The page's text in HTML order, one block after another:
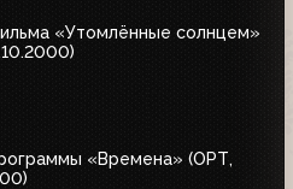
«Утомлённые солнцем»
«Времена» (ОРТ,